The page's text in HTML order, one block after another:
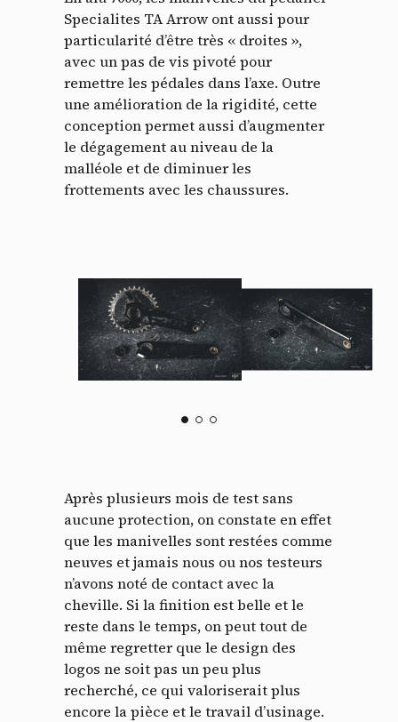
Specialites TA Arrow ont aussi pour
particularité d’être très « droites »,
avec un pas de vis pivoté pour
remettre les pédales dans l’axe. Outre
une amélioration de la rigidité, cette
conception permet aussi d’augmenter
le dégagement au niveau de la
malléole et de diminuer les
frottements avec les chaussures.
Après plusieurs mois de test sans
aucune protection, on constate en effet
que les manivelles sont restées comme
neuves et jamais nous ou nos testeurs
n’avons noté de contact avec la
cheville. Si la finition est belle et le
reste dans le temps, on peut tout de
même regretter que le design des
logos ne soit pas un peu plus
recherché, ce qui valoriserait plus
encore la pièce et le travail d’usinage.